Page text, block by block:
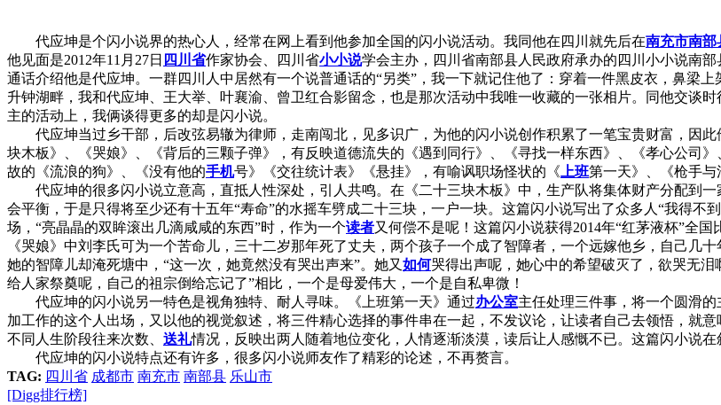
代应坤是个闪小说界的热心人，经常在网上看到他参加全国的闪小说活动。我同他在四川就先后在南充市南部
他见面是2012年11月27日 四川省作家协会、四川省小小说学会主办，四川省南部县人民政府承办的四川小小说南
通话介绍他是代应坤。一群四川人中居然有一个说普通话的“另类”，我一下就记住他了：穿着一件黑皮衣，鼻梁
升钟湖畔，我和代应坤、王大举、叶襄渝、曾卫红合影留念，也是那次活动中我唯一收藏的一张相片。同他交谈
主的活动上，我俩谈得更多的却是闪小说。
代应坤当过乡干部，后改弦易辙为律师，走南闯北，见多识广，为他的闪小说创作积累了一笔宝贵财富，因此
块木板》、《哭娘》、《背后的三颗子弹》，有反映道德流失的《遇到同行》、《寻找一样东西》、《孝心公司》
故的《流浪的狗》、《没有他的手机号》《交往统计表》《悬挂》，有喻讽职场怪状的《上班第一天》、《枪手与
代应坤的很多闪小说立意高，直抵人性深处，引人共鸣。在《二十三块木板》中，生产队将集体财产分配到
会平衡，于是只得将至少还有十五年“寿命”的水摇车劈成二十三块，一户一块。这篇闪小说写出了众多人“我得不
场，“亮晶晶的双眸滚出几滴咸咸的东西”时，作为一个读者又何偿不是呢！这篇闪小说获得2014年“红茅液杯”全
《哭娘》中刘李氏可为一个苦命儿，三十二岁那年死了丈夫，两个孩子一个成了智障者，一个远嫁他乡，自己几
她的智障儿却淹死塘中，“这一次，她竟然没有哭出声来”。她又如何哭得出声呢，她心中的希望破灭了，欲哭无
给人家祭奠呢，自己的祖宗倒给忘记了”相比，一个是母爱伟大，一个是自私卑微！
代应坤的闪小说另一特色是视角独特、耐人寻味。《上班第一天》通过办公室主任处理三件事，将一个圆滑
加工作的这个人出场，又以他的视觉叙述，将三件精心选择的事件串在一起，不发议论，让读者自己去领悟，就
不同人生阶段往来次数、 送礼情况，反映出两人随着地位变化，人情逐渐淡漠，读后让人感慨不已。这篇闪小说
代应坤的闪小说特点还有许多，很多闪小说师友作了精彩的论述，不再赘言。
TAG: 四川省 成都市 南充市 南部县 乐山市
[Digg排行榜]